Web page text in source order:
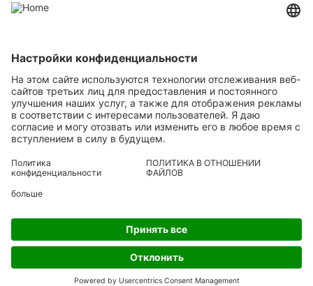
5, этаж 5; +7(800)30-10-999, +7(495)123-32-72; russia@adama.com
Глобальная политика противодействия взяткам и коррупции
Современное рабство
Политика в отношении файлов "Cookie"
Слушаем Изучаем Создаем
Copyright© ADAMA